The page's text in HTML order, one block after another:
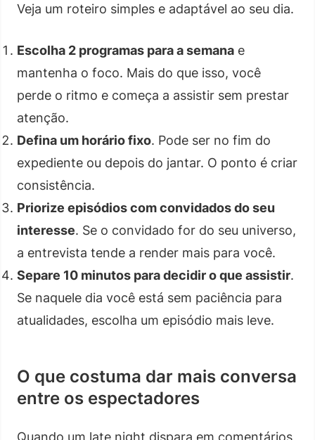
Veja um roteiro simples e adaptável ao seu dia.
Escolha 2 programas para a semana e
mantenha o foco. Mais do que isso, você
perde o ritmo e começa a assistir sem prestar
atenção.
Defina um horário fixo. Pode ser no fim do
expediente ou depois do jantar. O ponto é criar
consistência.
Priorize episódios com convidados do seu
interesse. Se o convidado for do seu universo,
a entrevista tende a render mais para você.
Separe 10 minutos para decidir o que assistir.
Se naquele dia você está sem paciência para
atualidades, escolha um episódio mais leve.
O que costuma dar mais conversa
entre os espectadores
Quando um late night dispara em comentários,